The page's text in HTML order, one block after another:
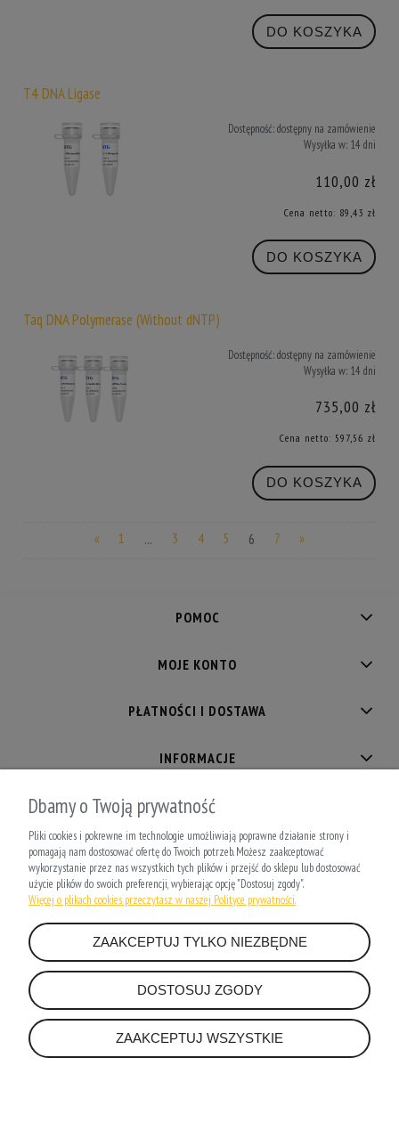
DO KOSZYKA
T4 DNA Ligase
Dostępność:dostępny na zamówienie
Wysyłka w: 14 dni
110,00 zł
Cena netto: 89,43 zł
DO KOSZYKA
Taq DNA Polymerase (Without dNTP)
Dostępność:dostępny na zamówienie
Wysyłka w: 14 dni
735,00 zł
Cena netto: 597,56 zł
DO KOSZYKA
« 1 ... 3 4 5 6 7 »
POMOC
MOJE KONTO
PŁATNOŚCI I DOSTAWA
INFORMACJE
O NAS
RELVO Sp. z o.o.
Wilczak 16a/111, 61-623 Poznań
office@relvo.pl
POKAŻ PEŁNĄ WERSJĘ STRONY
Sklep internetowy Shoper.pl
Dbamy o Twoją prywatność
Pliki cookies i pokrewne im technologie umożliwiają poprawne działanie strony i
pomagają nam dostosować ofertę do Twoich potrzeb. Możesz zaakceptować
wykorzystanie przez nas wszystkich tych plików i przejść do sklepu lub dostosować
użycie plików do swoich preferencji, wybierając opcję "Dostosuj zgody".
Więcej o plikach cookies przeczytasz w naszej Polityce prywatności.
ZAAKCEPTUJ TYLKO NIEZBĘDNE
DOSTOSUJ ZGODY
ZAAKCEPTUJ WSZYSTKIE